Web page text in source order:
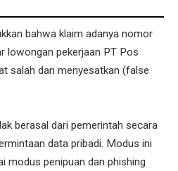
bahwa klaim adanya nomor
lowongan pekerjaan PT Pos
salah dan menyesatkan (false
berasal dari pemerintah secara
data pribadi. Modus ini
modus penipuan dan phishing